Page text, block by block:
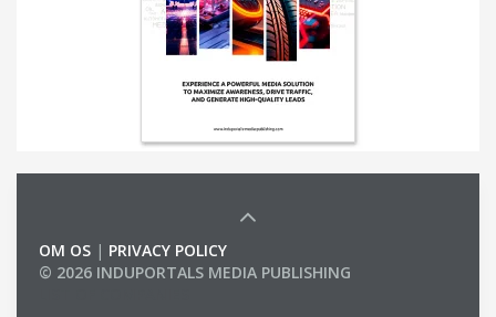
OM OS | PRIVACY POLICY
© 2026 INDUPORTALS MEDIA PUBLISHING